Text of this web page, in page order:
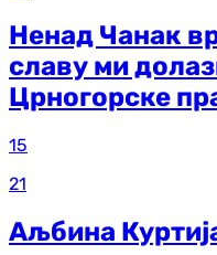
Ненад Чанак
славу ми
Црногорске
15
21
Аљбина